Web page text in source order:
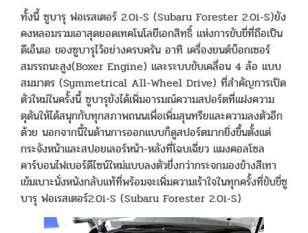
ทั้งนี้ ซูบารุ ฟอเรสเตอร์ 2.0i-S (Subaru Forester 2.0i-S)ยัง
คงหลอมรวมเอาสุดยอดเทคโนโลยีเอกสิทธิ์ แห่งการขับขี่ที่ถือเป็น
ดีเอ็นเอ ของซูบารุไว้อย่างครบครัน อาทิ เครื่องยนต์บ็อกเซอร์
สมรรถนะสูง(Boxer Engine) และระบบขับเคลื่อน 4 ล้อ แบบ
สมมาตร (Symmetrical All-Wheel Drive) ที่สำคัญการเปิด
ตัวใหม่ในครั้งนี้ ซูบารุยังได้เพิ่มอารมณ์ความสปอร์ตที่แฝงความ
ดุดันให้ได้สนุกกับทุกสภาพถนนเพื่อเพิ่มสุนทรียและความลงตัวอีก
ด้วย นอกจากนี้ในด้านการออกแบบก็ดูสปอร์ตมากยิ่งขึ้นตั้งแต่
กระจังหน้าและสปอยเลอร์หน้า-หลังที่โฉบเฉี่ยว แผงคอลโซล
คาร์บอนไฟเบอร์ดีไซน์ใหม่แบบลงตัวยื่งกว่ากระจกมองข้างสีเทา
เข้มเบาะนั่งหนังกลับแท้ที่พร้อมจะเพิ่มความเร้าใจในทุกครั้งที่ขับขี่ซู
บารุ ฟอเรสเตอร์2.0i-S (Subaru Forester 2.0i-S)